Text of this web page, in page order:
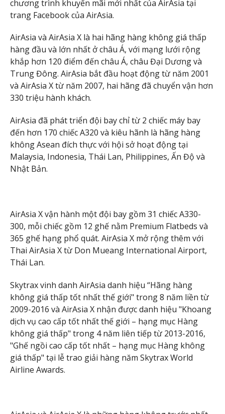
chương trình khuyến mãi mới nhất của AirAsia tại
trang Facebook của AirAsia.
AirAsia và AirAsia X là hai hãng hàng không giá thấp
hàng đầu và lớn nhất ở châu Á, với mạng lưới rộng
khắp hơn 120 điểm đến châu Á, châu Đại Dương và
Trung Đông. AirAsia bắt đầu hoạt động từ năm 2001
và AirAsia X từ năm 2007, hai hãng đã chuyển vận hơn
330 triệu hành khách.
AirAsia đã phát triển đội bay chỉ từ 2 chiếc máy bay
đến hơn 170 chiếc A320 và kiêu hãnh là hãng hàng
không Asean đích thực với hội sở hoạt động tại
Malaysia, Indonesia, Thái Lan, Philippines, Ấn Độ và
Nhật Bản.
AirAsia X vận hành một đội bay gồm 31 chiếc A330-
300, mỗi chiếc gồm 12 ghế nằm Premium Flatbeds và
365 ghế hạng phổ quát. AirAsia X mở rộng thêm với
Thai AirAsia X từ Don Mueang International Airport,
Thái Lan.
Skytrax vinh danh AirAsia danh hiệu “Hãng hàng
không giá thấp tốt nhất thế giới" trong 8 năm liền từ
2009-2016 và AirAsia X nhận được danh hiệu "Khoang
dịch vụ cao cấp tốt nhất thế giới – hạng mục Hàng
không giá thấp" trong 4 năm liên tiếp từ 2013-2016,
"Ghế ngồi cao cấp tốt nhất – hạng mục Hàng không
giá thấp" tại lễ trao giải hàng năm Skytrax World
Airline Awards.